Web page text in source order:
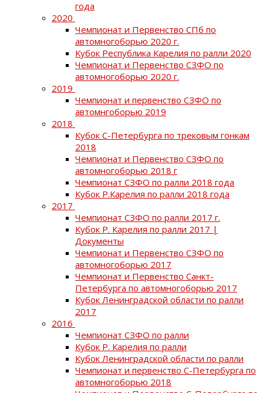
года
2020
Чемпионат и Первенство СПб по
автомногоборью 2020 г.
Кубок Республика Карелия по ралли 2020
Чемпионат и Первенство СЗФО по
автомногоборью 2020 г.
2019
Чемпионат и первенство СЗФО по
автомнгоборью 2019
2018
Кубок С-Петербурга по трековым гонкам
2018
Чемпионат и Первенство СЗФО по
автомногоборью 2018 г
Чемпионат СЗФО по ралли 2018 года
Кубок Р.Карелия по ралли 2018 года
2017
Чемпионат СЗФО по ралли 2017 г.
Кубок Р. Карелия по ралли 2017 |
Документы
Чемпионат и Первенство СЗФО по
автомногоборью 2017
Чемпионат и Первенство Санкт-
Петербурга по автомногоборью 2017
Кубок Ленинградской области по ралли
2017
2016
Чемпионат СЗФО по ралли
Кубок Р. Карелия по ралли
Кубок Ленинградской области по ралли
Чемпионат и первенство С-Петербурга по
автомногоборью 2018